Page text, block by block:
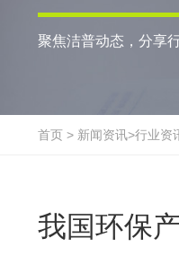
双轴撕碎机
单轴撕碎机
液压粗碎机
RDF/SRF燃料制备系
大件垃圾资源化系统
生物质资源化系统
危险废物资源化系统
聚焦洁普动态，分享
首页 > 新闻资讯>行业资
我国环保